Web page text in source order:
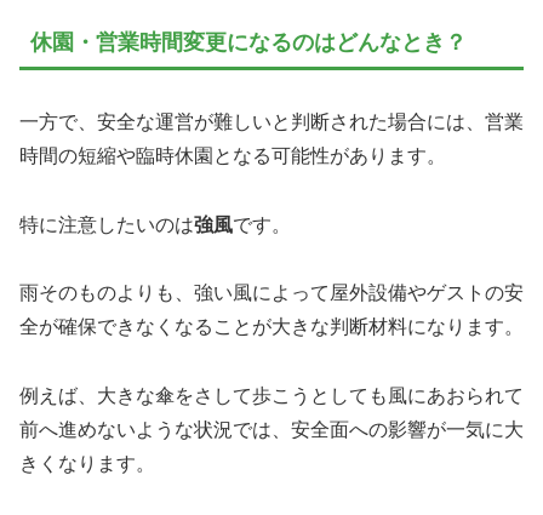
休園・営業時間変更になるのはどんなとき？
一方で、安全な運営が難しいと判断された場合には、営業
時間の短縮や臨時休園となる可能性があります。
特に注意したいのは強風です。
雨そのものよりも、強い風によって屋外設備やゲストの安
全が確保できなくなることが大きな判断材料になります。
例えば、大きな傘をさして歩こうとしても風にあおられて
前へ進めないような状況では、安全面への影響が一気に大
きくなります。